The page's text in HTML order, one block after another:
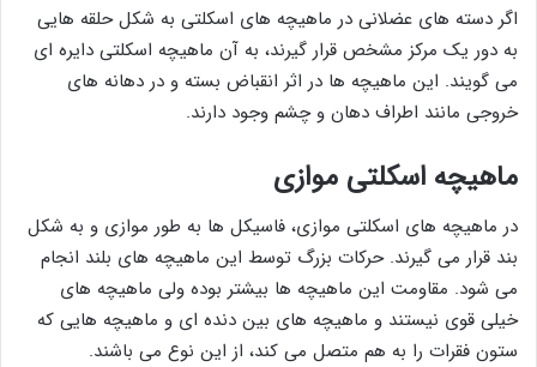
اگر دسته های عضلانی در ماهیچه های اسکلتی به شکل حلقه هایی
به دور یک مرکز مشخص قرار گیرند، به آن ماهیچه اسکلتی دایره ای
می گویند. این ماهیچه ها در اثر انقباض بسته و در دهانه های
خروجی مانند اطراف دهان و چشم وجود دارند.
ماهیچه اسکلتی موازی
در ماهیچه های اسکلتی موازی، فاسیکل ها به طور موازی و به شکل
بند قرار می گیرند. حرکات بزرگ توسط این ماهیچه های بلند انجام
می شود. مقاومت این ماهیچه ها بیشتر بوده ولی ماهیچه های
خیلی قوی نیستند و ماهیچه های بین دنده ای و ماهیچه هایی که
ستون فقرات را به هم متصل می کند، از این نوع می باشند.